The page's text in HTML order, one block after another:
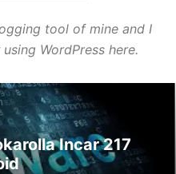
tool of mine and I
WordPress here.
Incar 217